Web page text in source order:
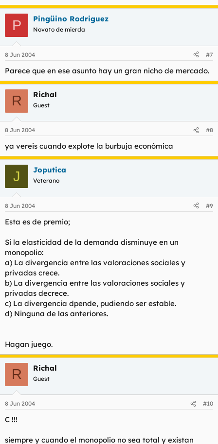
P Pingüino Rodriguez
Novato de mierda
8 Jun 2004 #7
Parece que en ese asunto hay un gran nicho de mercado.
R Richal
Guest
8 Jun 2004 #8
ya vereis cuando explote la burbuja económica
J Joputica
Veterano
8 Jun 2004 #9
Esta es de premio;
Si la elasticidad de la demanda disminuye en un
monopolio:
a) La divergencia entre las valoraciones sociales y
privadas crece.
b) La divergencia entre las valoraciones sociales y
privadas decrece.
c) La divergencia dpende, pudiendo ser estable.
d) Ninguna de las anteriores.
Hagan juego.
R Richal
Guest
8 Jun 2004 #10
C !!!
siempre y cuando el monopolio no sea total y existan